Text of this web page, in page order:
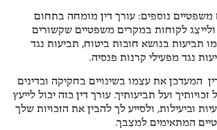
משפטיים נוספים: עורך דין מומחה בתחום
ולייצג לקוחות במקרים משפטיים שקשורים
תביעות בנושא חובות ביטוח, תביעות נגד
נגד מפעילי קרנות פנסיה.
המעדכן את עצמו בשינויים בחקיקה ובדינים
ועל תביעותיך. עורך דין כזה יכול לייעץ
וביעילות, ולסייע לך להבין את הזכויות שלך
המתאימים למצבך.